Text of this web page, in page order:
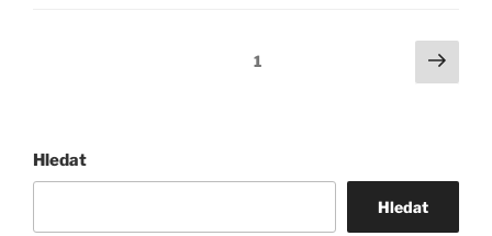
Stránka:1
Další
Hledat
Hledat